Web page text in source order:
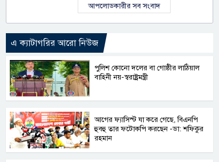
আপলোডকারীর সব সংবাদ
এ ক্যাটাগরির আরো নিউজ
পুলিশ কোনো দলের বা গোষ্ঠীর লাঠিয়াল
বাহিনী নয়-স্বরাষ্ট্রমন্ত্রী
আগের ফ্যাসিস্ট যা করে গেছে, বিএনপি
হুবহু তার ফটোকপি করছেন -ডা: শফিকুর
রহমান